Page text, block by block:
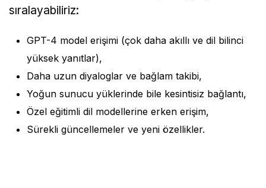
sıralayabiliriz:
GPT-4 model erişimi (çok daha akıllı ve dil bilinci
yüksek yanıtlar),
Daha uzun diyaloglar ve bağlam takibi,
Yoğun sunucu yüklerinde bile kesintisiz bağlantı,
Özel eğitimli dil modellerine erken erişim,
Sürekli güncellemeler ve yeni özellikler.